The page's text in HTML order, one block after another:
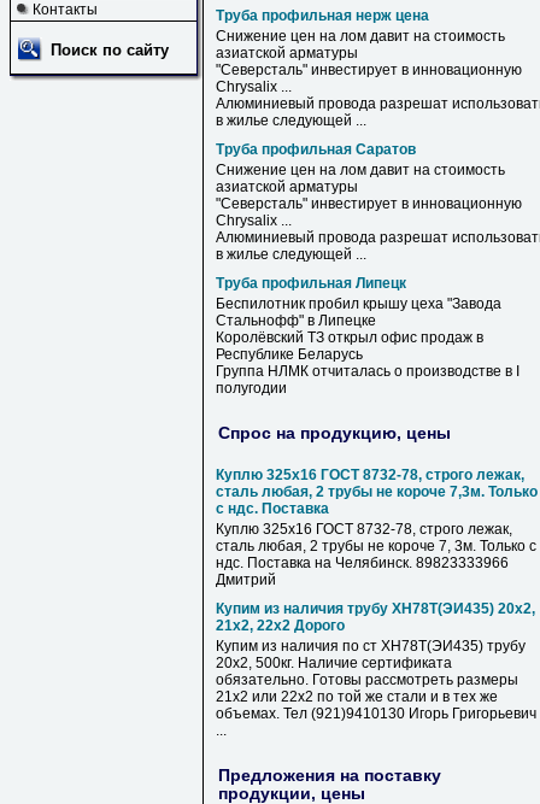
Контакты
Поиск по сайту
Труба профильная нерж цена
Снижение цен на лом давит на стоимость
азиатской арматуры
"Северсталь" инвестирует в инновационную
Chrysalix ...
Алюминиевый провода разрешат
в жилье следующей ...
Труба профильная Саратов
Снижение цен на лом давит на стоимость
азиатской арматуры
"Северсталь" инвестирует в инновационную
Chrysalix ...
Алюминиевый провода разрешат
в жилье следующей ...
Труба профильная Липецк
Беспилотник пробил крышу цеха "Завода
Стальнофф" в Липецке
Королёвский ТЗ открыл офис продаж в
Республике Беларусь
Группа НЛМК отчиталась о производстве в I
полугодии
Спрос на продукцию, цены
Куплю 325х16 ГОСТ 8732-78, строго лежак,
сталь любая, 2 трубы не короче 7,3м. Только
с ндс. Поставка
Куплю 325х16 ГОСТ 8732-78, строго лежак,
сталь любая, 2 трубы не короче 7, 3м. Только с
ндс. Поставка на Челябинск. 89823333966
Дмитрий
Купим из наличия трубу ХН78Т(ЭИ435) 20х2,
21х2, 22х2 Дорого
Купим из наличия по ст ХН78Т(ЭИ435) трубу
20х2, 500кг. Наличие сертификата
обязательно. Готовы рассмотреть размеры
21х2 или 22х2 по той же стали и в тех же
объемах. Тел (921)9410130 Игорь Григорьевич
...
Предложения на поставку
продукции, цены